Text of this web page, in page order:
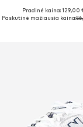
Yra daugybė dydžių
Pradinė kaina: 129,00
Paskutinė mažiausia kaina: